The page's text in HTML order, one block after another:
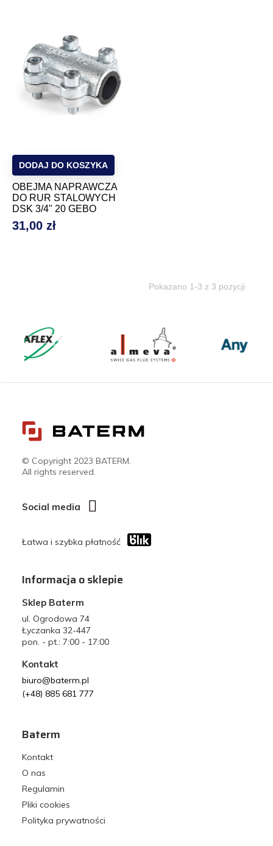
OBEJMA NAPRAWCZA
DO RUR STALOWYCH
DSK 3/4" 20 GEBO
Cena
31,00 zł
DODAJ DO KOSZYKA
Pokazano 1-3 z 3 pozycji
© Copyright 2023 BATERM.
All rights reserved.
Social media
Łatwa i szybka płatność
Informacja o sklepie
Sklep Baterm
ul. Ogrodowa 74
Łyczanka 32-447
pon. - pt.: 7:00 - 17:00
Kontakt
biuro@baterm.pl
(+48) 885 681 777
Baterm
Kontakt
O nas
Regulamin
Pliki cookies
Polityka prywatności